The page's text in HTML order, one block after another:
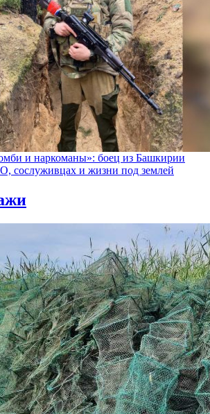
и наркоманы»: боец из Башкирии
сослуживцах и жизни под землей